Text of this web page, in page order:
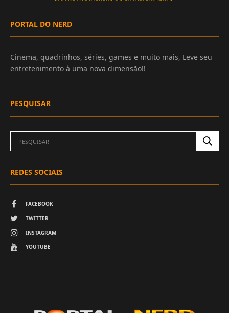
PORTAL DO NERD
Cinema, quadrinhos, séries, games e muito mais, Leve seu
entretenimento à uma nova dimensão!!
PESQUISAR
REDES SOCIAIS
FACEBOOK
TWITTER
INSTAGRAM
YOUTUBE